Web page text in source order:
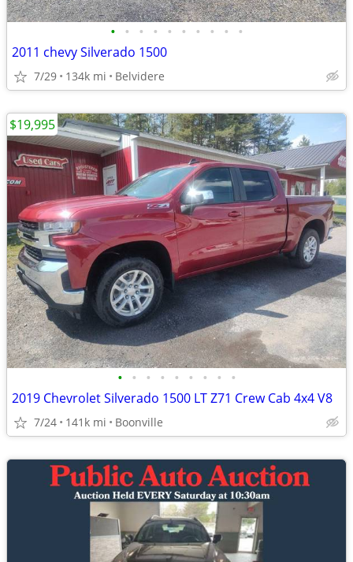
• • • • • • • • • •
2011 chevy Silverado 1500
7/29 134k mi Belvidere
• • • • • • • • •
2019 Chevrolet Silverado 1500 LT Z71 Crew Cab 4x4 V8
7/24 141k mi Boonville
$19,995